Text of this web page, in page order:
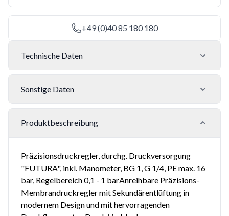
+49 (0)40 85 180 180
Technische Daten
Sonstige Daten
Produktbeschreibung
Präzisionsdruckregler, durchg. Druckversorgung
"FUTURA", inkl. Manometer, BG 1, G 1/4, PE max. 16
bar, Regelbereich 0,1 - 1 barAnreihbare Präzisions-
Membrandruckregler mit Sekundärentlüftung in
modernem Design und mit hervorragenden